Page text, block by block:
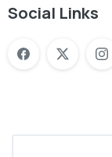
Social Links